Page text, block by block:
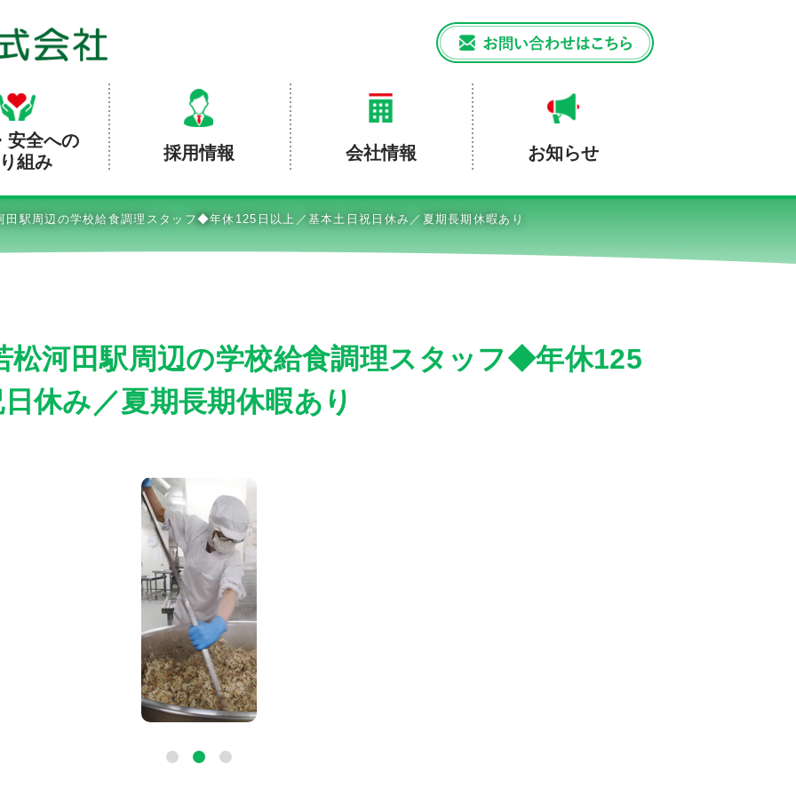
安全への
組み
採用情報 会社情報 お知らせ
田駅周辺の学校給食調理スタッフ◆年休125日以上／基本土日祝日休み／夏期長期休暇あり
松河田駅周辺の学校給食調理スタッフ◆年休125
休み／夏期長期休暇あり